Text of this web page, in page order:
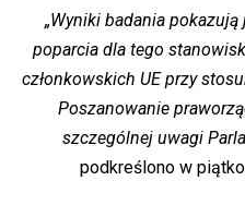
„Wyniki badania
poparcia dla tego
członkowskich UE przy
Poszanowanie
szczególnej uwagi
podkreślono w